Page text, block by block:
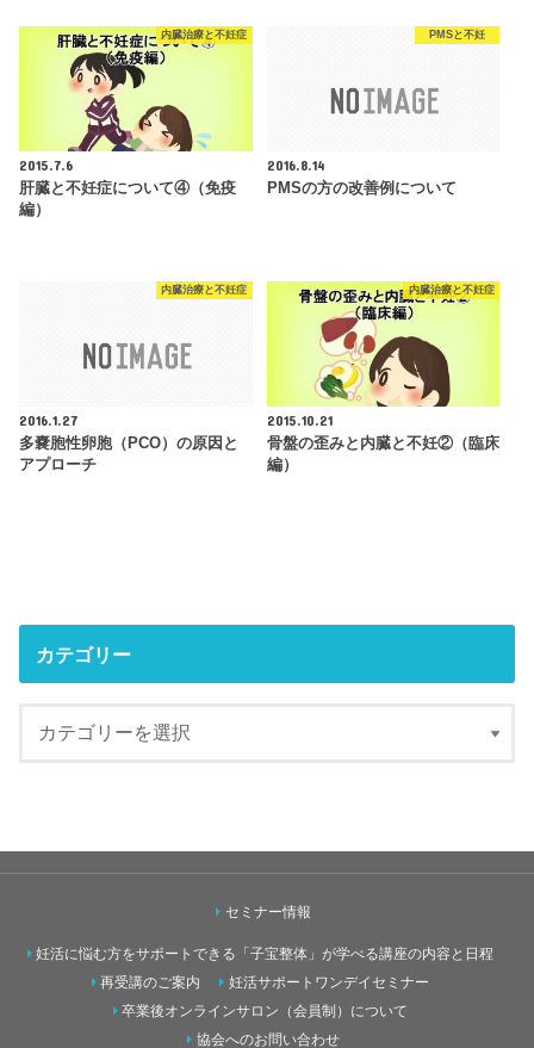
内臓治療と不妊症
2015.7.6
肝臓と不妊症について④（免疫
編）
PMSと不妊
2016.8.14
PMSの方の改善例について
内臓治療と不妊症
2016.1.27
多嚢胞性卵胞（PCO）の原因と
アプローチ
内臓治療と不妊症
2015.10.21
骨盤の歪みと内臓と不妊②（臨床
編）
カテゴリー
セミナー情報
妊活に悩む方をサポートできる「子宝整体」が学べる講座の内容と日程
再受講のご案内
妊活サポートワンデイセミナー
卒業後オンラインサロン（会員制）について
協会へのお問い合わせ